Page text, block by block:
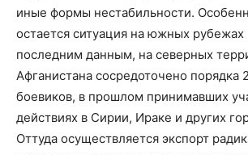
иные формы нестабильности.
остается ситуация на южных рубежах
последним данным, на северных
Афганистана сосредоточено порядка
боевиков, в прошлом принимавших
действиях в Сирии, Ираке и других
Оттуда осуществляется экспорт